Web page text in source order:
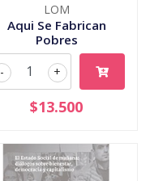
LOM
Aqui Se Fabrican
Pobres
+
-
$13.500